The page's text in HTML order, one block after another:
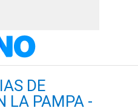
DE
LA PAMPA -